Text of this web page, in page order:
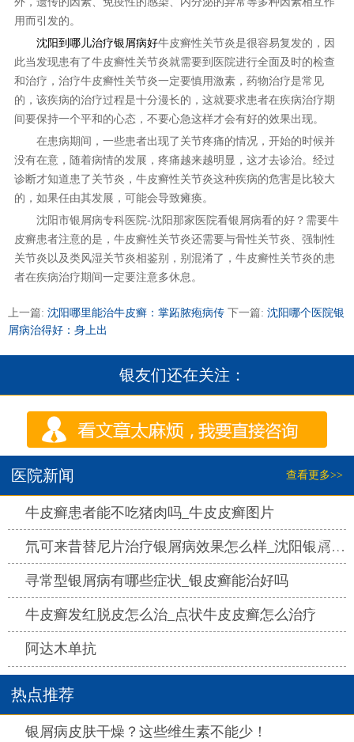
用而引发的。
沈阳到哪儿治疗银屑病好牛皮癣性关节炎是很容易复发的，因
此当发现患有了牛皮癣性关节炎就需要到医院进行全面及时的检查
和治疗，治疗牛皮癣性关节炎一定要慎用激素，药物治疗是常见
的，该疾病的治疗过程是十分漫长的，这就要求患者在疾病治疗期
间要保持一个平和的心态，不要心急这样才会有好的效果出现。
在患病期间，一些患者出现了关节疼痛的情况，开始的时候并
没有在意，随着病情的发展，疼痛越来越明显，这才去诊治。经过
诊断才知道患了关节炎，牛皮癣性关节炎这种疾病的危害是比较大
的，如果任由其发展，可能会导致瘫痪。
沈阳市银屑病专科医院-沈阳那家医院看银屑病看的好？需要牛
皮癣患者注意的是，牛皮癣性关节炎还需要与骨性关节炎、强制性
关节炎以及类风湿关节炎相鉴别，别混淆了，牛皮癣性关节炎的患
者在疾病治疗期间一定要注意多休息。
上一篇: 沈阳哪里能治牛皮癣：掌跖脓疱病传 下一篇: 沈阳哪个医院银
屑病治得好：身上出
银友们还在关注：
医院新闻 查看更多>>
牛皮癣患者能不吃猪肉吗_牛皮皮癣图片
氘可来昔替尼片治疗银屑病效果怎么样_沈阳银屑病医院哪家好
热点
寻常型银屑病有哪些症状_银皮癣能治好吗
牛皮癣发红脱皮怎么治_点状牛皮皮癣怎么治疗热点
阿达木单抗
热点推荐
银屑病皮肤干燥？这些维生素不能少！